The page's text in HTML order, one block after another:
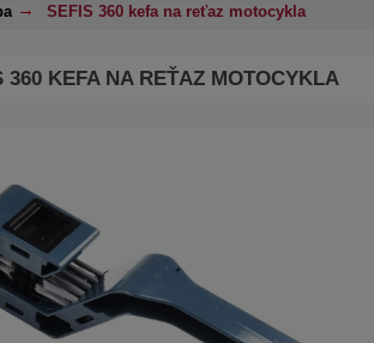
SEFIS 360 kefa na reťaz motocykla
360 KEFA NA REŤAZ MOTOCYKLA